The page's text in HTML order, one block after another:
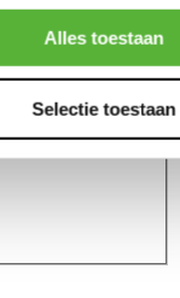
Alles toestaan
Selectie toestaan